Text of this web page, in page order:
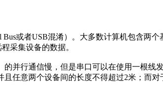
或者USB混淆）。大多数计算机包含两
采集设备的数据。
并行通信慢，但是串口可以在使用一根
任意两个设备间的长度不得超过2米；而对